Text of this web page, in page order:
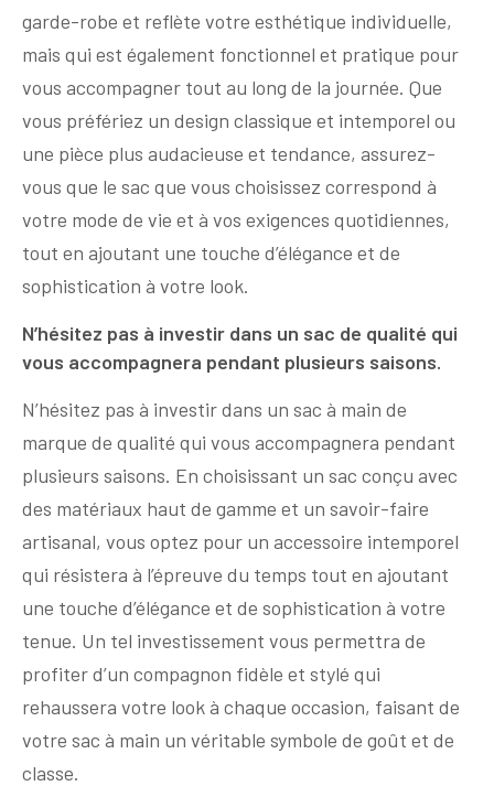
garde-robe et reflète votre esthétique individuelle,
mais qui est également fonctionnel et pratique pour
vous accompagner tout au long de la journée. Que
vous préfériez un design classique et intemporel ou
une pièce plus audacieuse et tendance, assurez-
vous que le sac que vous choisissez correspond à
votre mode de vie et à vos exigences quotidiennes,
tout en ajoutant une touche d’élégance et de
sophistication à votre look.
N’hésitez pas à investir dans un sac de qualité qui
vous accompagnera pendant plusieurs saisons.
N’hésitez pas à investir dans un sac à main de
marque de qualité qui vous accompagnera pendant
plusieurs saisons. En choisissant un sac conçu avec
des matériaux haut de gamme et un savoir-faire
artisanal, vous optez pour un accessoire intemporel
qui résistera à l’épreuve du temps tout en ajoutant
une touche d’élégance et de sophistication à votre
tenue. Un tel investissement vous permettra de
profiter d’un compagnon fidèle et stylé qui
rehaussera votre look à chaque occasion, faisant de
votre sac à main un véritable symbole de goût et de
classe.